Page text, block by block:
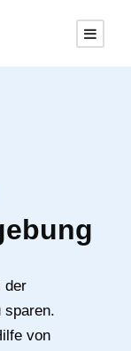
der
sparen.
von